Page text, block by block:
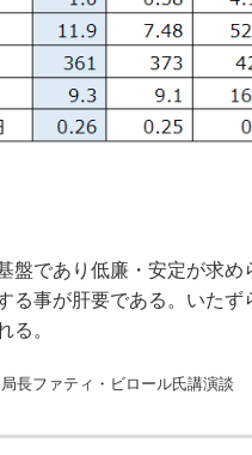
であり低廉・安定が求
る事が肝要である。いた
る。
長ファティ・ビロール氏講演談